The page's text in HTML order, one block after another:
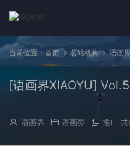
当前位置： 首页 名站机构 语画
[语画界XIAOYU]
语画界 语画界 推广 共